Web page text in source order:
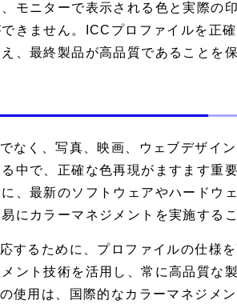
モニターで表示される色と実際の
きません。ICCプロファイルを正
、最終製品が高品質であることを保
なく、写真、映画、ウェブデザイ
中で、正確な色再現がますます重
、最新のソフトウェアやハードウ
にカラーマネジメントを実施する
するために、プロファイルの仕様
ント技術を活用し、常に高品質な
使用は、国際的なカラーマネジメ